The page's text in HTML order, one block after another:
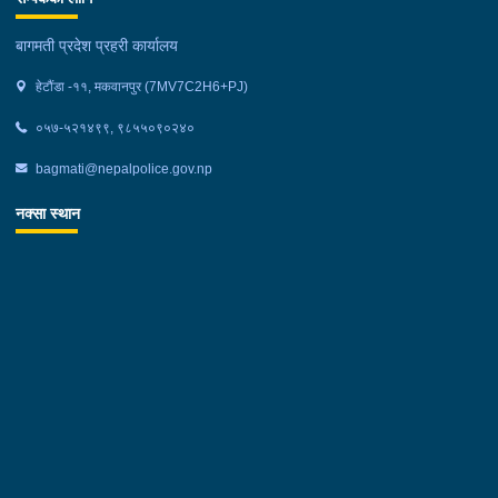
बागमती प्रदेश प्रहरी कार्यालय
हेटौंडा -११, मकवानपुर (7MV7C2H6+PJ)
०५७-५२१४९९, ९८५५०९०२४०
bagmati@nepalpolice.gov.np
नक्सा स्थान